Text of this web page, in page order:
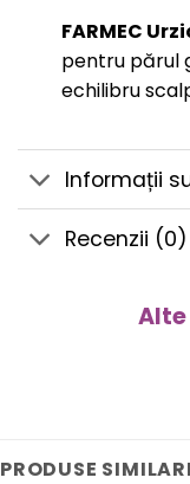
FARMEC
pentru părul
echilibru
Informații
Recenzii (0)
PRODUSE